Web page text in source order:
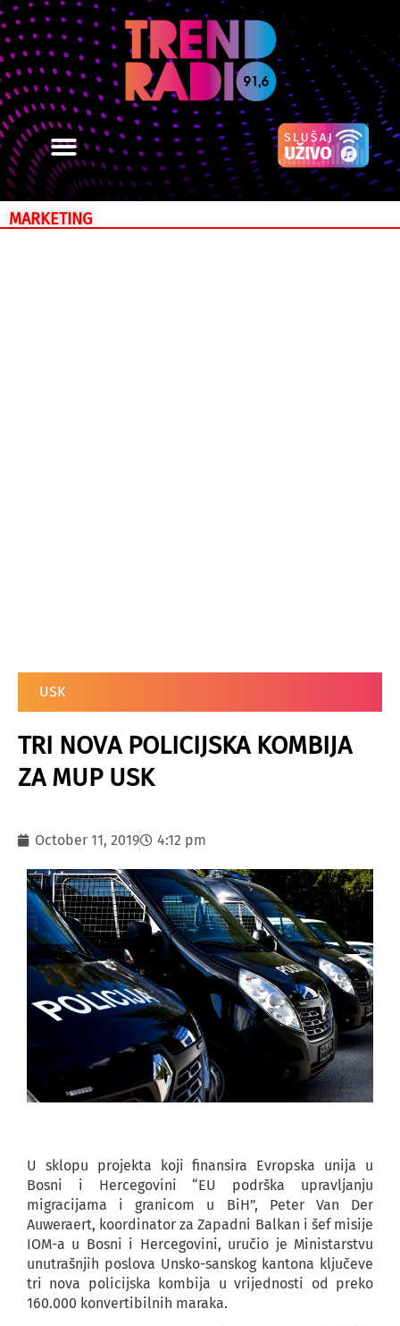
MARKETING
USK
TRI NOVA POLICIJSKA KOMBIJA
ZA MUP USK
October 11, 2019 4:12 pm
U sklopu projekta koji finansira Evropska unija u
Bosni i Hercegovini “EU podrška upravljanju
migracijama i granicom u BiH”, Peter Van Der
Auweraert, koordinator za Zapadni Balkan i šef misije
IOM-a u Bosni i Hercegovini, uručio je Ministarstvu
unutrašnjih poslova Unsko-sanskog kantona ključeve
tri nova policijska kombija u vrijednosti od preko
160.000 konvertibilnih maraka.